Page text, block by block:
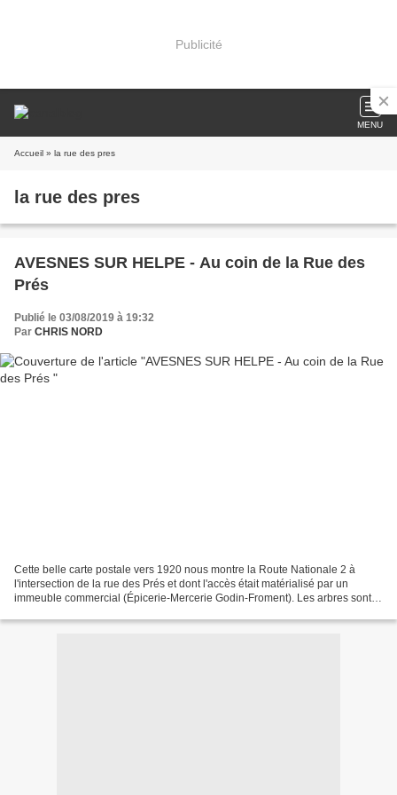
Publicité
MENU
Accueil » la rue des pres
la rue des pres
AVESNES SUR HELPE - Au coin de la Rue des
Prés
Publié le 03/08/2019 à 19:32
Par CHRIS NORD
Cette belle carte postale vers 1920 nous montre la Route Nationale 2 à
l'intersection de la rue des Prés et dont l'accès était matérialisé par un
immeuble commercial (Épicerie-Mercerie Godin-Froment). Les arbres sont